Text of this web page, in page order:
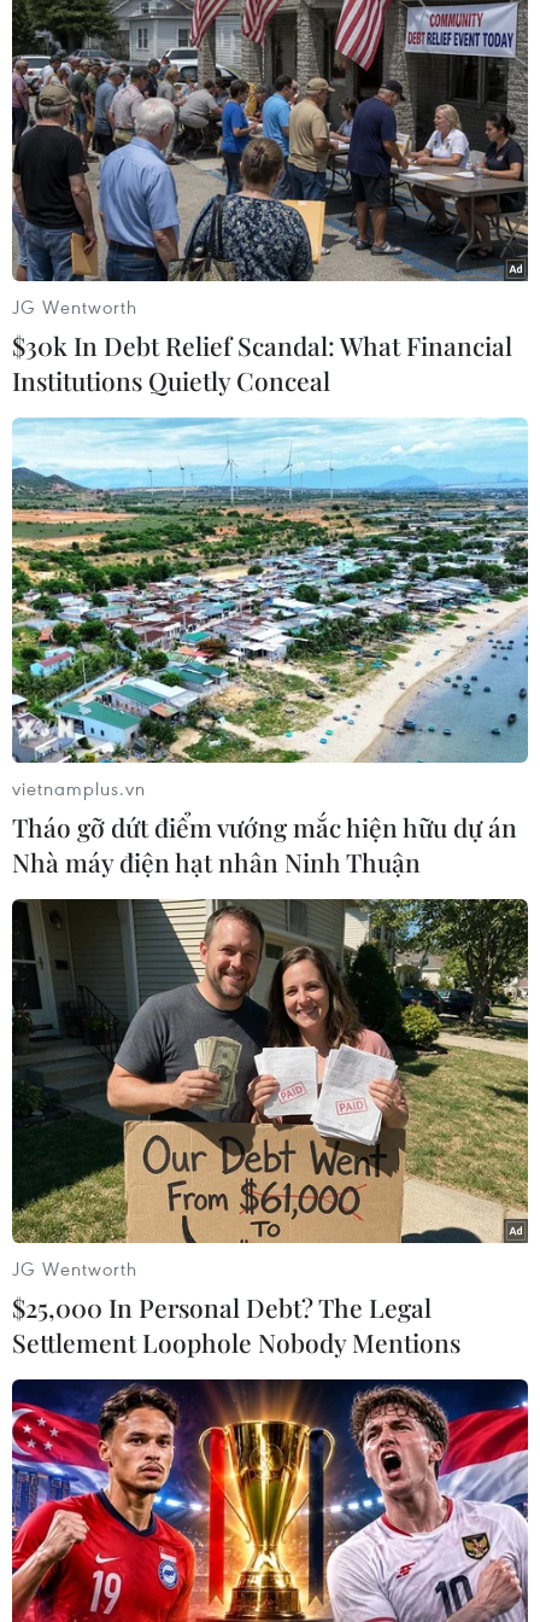
NATO sẽ tăng cường hoạt động quân sự
tại khu vực Biển Đen
13/04/2019 00:04
NATO sẽ triển khai nhiều biện pháp thực tế để hỗ trợ
cho Ukraine và Gruzia, trong đó chú trọng huấn luyện và
đào tạo lực lượng hải quân và bảo vệ bờ biển, trao đổi
thông tin và tập trận.
Nga và NATO hoàn toàn chấm dứt hợp tác
ở cả dân sự và quân sự
16/04/2019 00:14
Thứ trưởng Ngoại giao Nga tuyên bố Nga và Tổ chức
Hiệp ước Bắc Đại Tây Dương (NATO) đã hoàn toàn
chấm dứt hợp tác ở cả các lĩnh vực dân sự và quân sự.
JG Wentworth
$30k In Debt Relief Scandal: What Financial
Institutions Quietly Conceal
vietnamplus.vn
Tháo gỡ dứt điểm vướng mắc hiện hữu dự án
Nhà máy điện hạt nhân Ninh Thuận
JG Wentworth
$25,000 In Personal Debt? The Legal
Settlement Loophole Nobody Mentions